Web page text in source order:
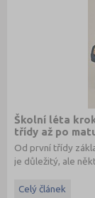
Školní léta
třídy až po
Od první třídy
je důležitý, ale
Celý článek